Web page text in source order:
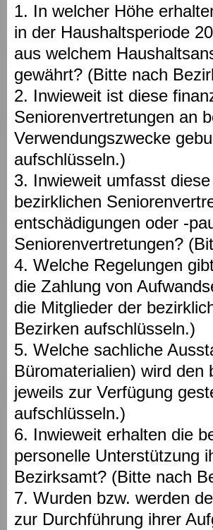
1. In welcher Höhe
in der Haushaltsperiode
aus welchem
gewährt? (Bitte nach
2. Inwieweit ist diese
Seniorenvertretungen an
Verwendungszwecke
aufschlüsseln.)
3. Inwieweit umfasst
bezirklichen
entschädigungen oder -
Seniorenvertretungen?
4. Welche Regelungen
die Zahlung von
die Mitglieder der
Bezirken aufschlüsseln.)
5. Welche sachliche
Büromaterialien) wird den
jeweils zur Verfügung
aufschlüsseln.)
6. Inwieweit erhalten die
personelle Unterstützung
Bezirksamt? (Bitte nach
7. Wurden bzw. werden
zur Durchführung ihrer